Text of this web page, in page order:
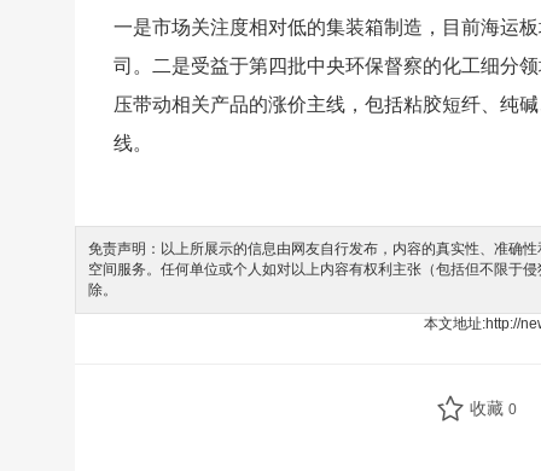
一是市场关注度相对低的集装箱制造，目前海运
司。二是受益于第四批中央环保督察的化工细分
压带动相关产品的涨价主线，包括粘胶短纤、纯
线。
免责声明：以上所展示的信息由网友自行发布，内容的真实性、准确
空间服务。任何单位或个人如对以上内容有权利主张（包括但不限于
除。
本文地址:http://
收藏 0